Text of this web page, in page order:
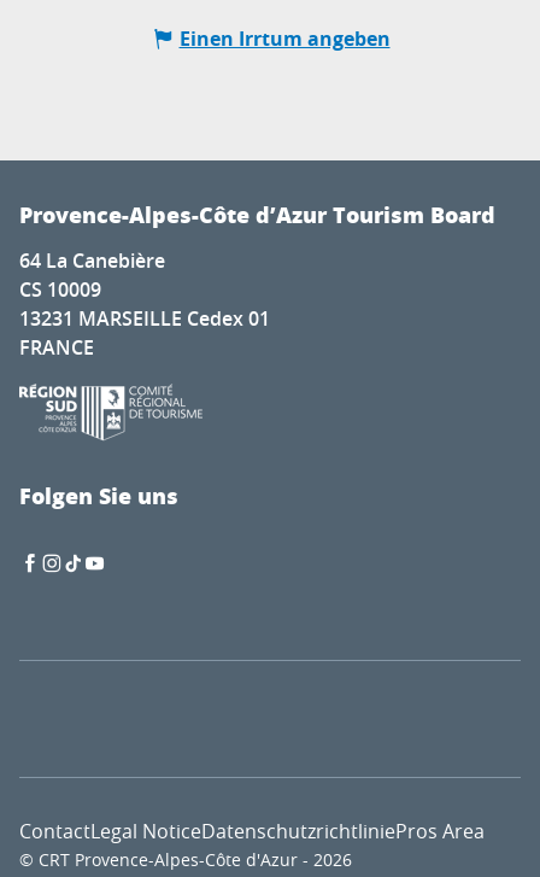
Einen Irrtum angeben
Provence-Alpes-Côte d’Azur Tourism Board
64 La Canebière
CS 10009
13231 MARSEILLE Cedex 01
FRANCE
Folgen Sie uns
© CRT Provence-Alpes-Côte d'Azur - 2026
ContactLegal NoticeDatenschutzrichtliniePros Area